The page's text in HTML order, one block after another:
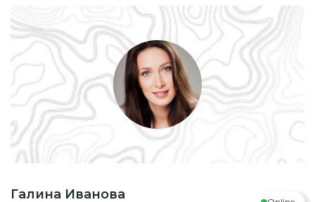
Галина Иванова